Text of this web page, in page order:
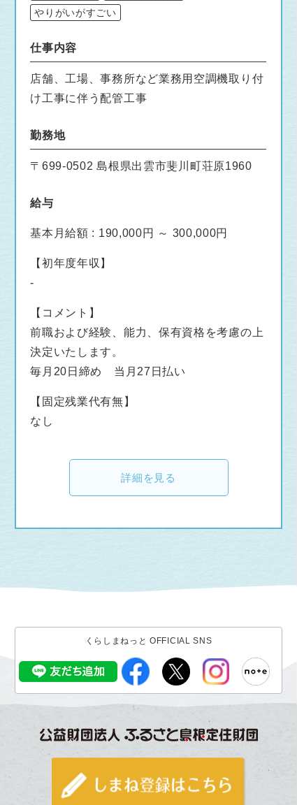
やりがいがすごい
仕事内容
店舗、工場、事務所など業務用空調機取り付
け工事に伴う配管工事
勤務地
〒699-0502 島根県出雲市斐川町荘原1960
給与
基本月給額 : 190,000円 ～ 300,000円
【初年度年収】
-
【コメント】
前職および経験、能力、保有資格を考慮の上
決定いたします。
毎月20日締め 当月27日払い
【固定残業代有無】
なし
詳細を見る
くらしまねっと OFFICIAL SNS